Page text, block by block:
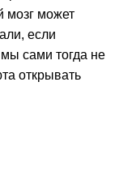
мозг может
если
сами тогда не
открывать